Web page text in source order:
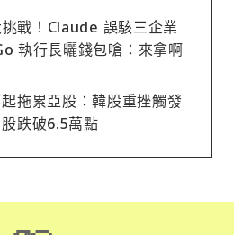
戰！Claude 誤駭三企業
執行長曬錢包嗆：來拿啊
拖累亞股：韓股重挫觸發
跌破6.5萬點